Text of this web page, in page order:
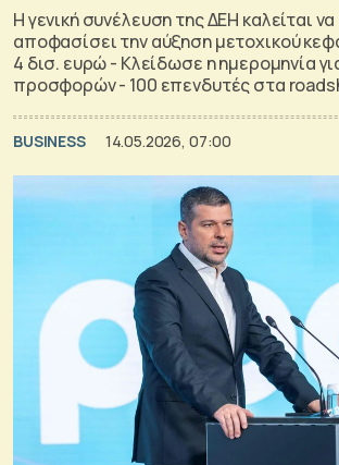
Η γενική συνέλευση της ΔΕΗ καλείται να
αποφασίσει την αύξηση μετοχικού
4 δισ. ευρώ - Κλείδωσε η ημερομηνία
προσφορών - 100 επενδυτές στα
BUSINESS 14.05.2026, 07:00